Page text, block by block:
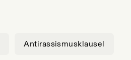
Antirassismusklausel